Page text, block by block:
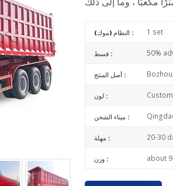
النظام (موك) : 1 set
قسط : 50%
أصل المنتج :
لون :
ميناء الشحن :
مهلة : 20-30
وزن : about